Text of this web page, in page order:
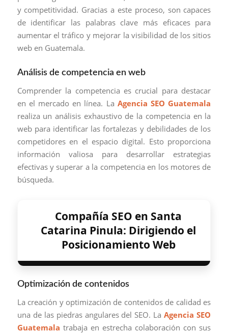
y competitividad. Gracias a este proceso, son capaces
de identificar las palabras clave más eficaces para
aumentar el tráfico y mejorar la visibilidad de los sitios
web en Guatemala.
Análisis de competencia en web
Comprender la competencia es crucial para destacar
en el mercado en línea. La Agencia SEO Guatemala
realiza un análisis exhaustivo de la competencia en la
web para identificar las fortalezas y debilidades de los
competidores en el espacio digital. Esto proporciona
información valiosa para desarrollar estrategias
efectivas y superar a la competencia en los motores de
búsqueda.
Compañía SEO en Santa
Catarina Pinula: Dirigiendo el
Posicionamiento Web
Optimización de contenidos
La creación y optimización de contenidos de calidad es
una de las piedras angulares del SEO. LaAgencia SEO
Guatemala trabaja en estrecha colaboración con sus